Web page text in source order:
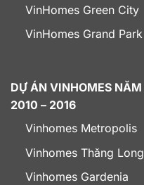
VinHomes Green City
VinHomes Grand Park
DỰ ÁN VINHOMES NĂM
2010 – 2016
Vinhomes Metropolis
Vinhomes Thăng Long
Vinhomes Gardenia